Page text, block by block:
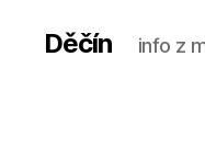
Děčín info z